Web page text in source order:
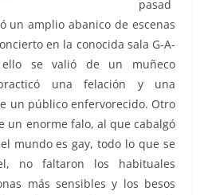
pasad
un amplio abanico de escenas
en la conocida sala G-A-
se valió de un muñeco
una felación y una
un público enfervorecido. Otro
un enorme falo, al que cabalgó
mundo es gay, todo lo que se
no faltaron los habituales
más sensibles y los besos